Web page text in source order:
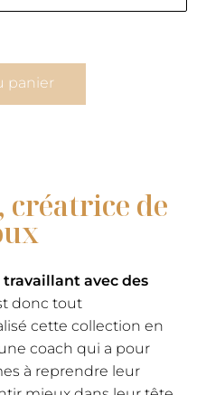
panier
créatrice de
avec des
donc tout
cette collection en
coach qui a pour
à reprendre leur